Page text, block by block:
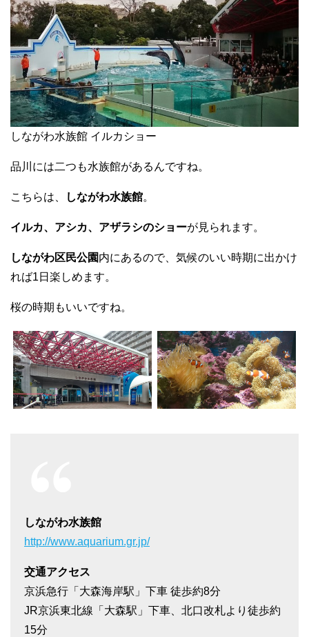
しながわ水族館 イルカショー
品川には二つも水族館があるんですね。
こちらは、 しながわ水族館。
イルカ、アシカ、アザラシのショーが見られます。
しながわ区民公園内にあるので、気候のいい時期に出かけ
れば1日楽しめます。
桜の時期もいいですね。
しながわ水族館
http://www.aquarium.gr.jp/
交通アクセス
京浜急行「大森海岸駅」下車 徒歩約8分
JR京浜東北線「大森駅」下車、北口改札より徒歩約
15分